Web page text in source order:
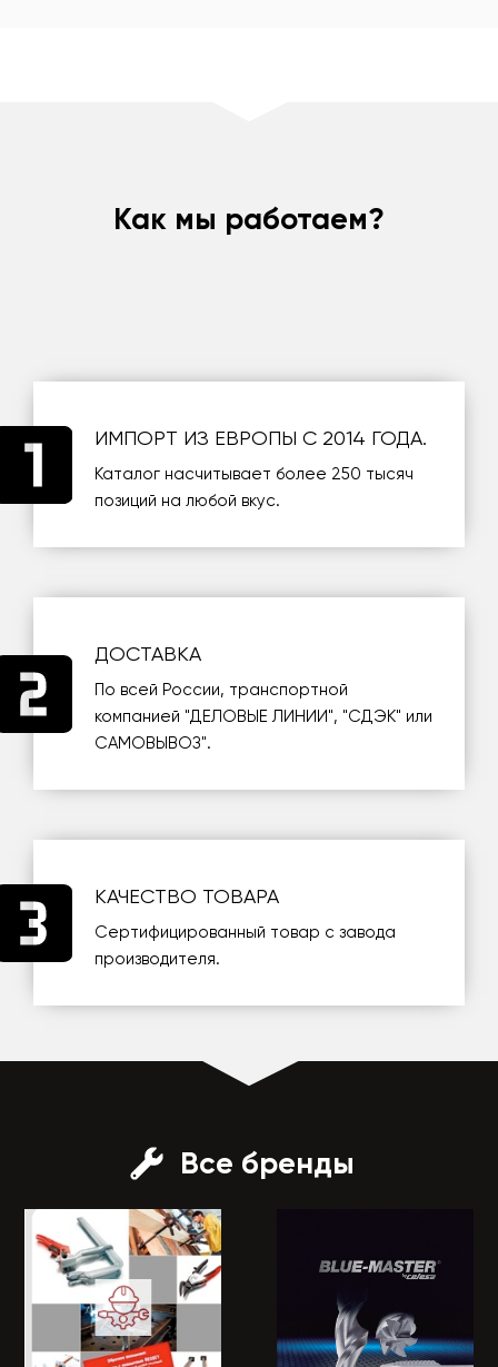
Как мы работаем?
ИМПОРТ ИЗ ЕВРОПЫ С 2014 ГОДА.
Каталог насчитывает более 250 тысяч
позиций на любой вкус.
ДОСТАВКА
По всей России, транспортной
компанией "ДЕЛОВЫЕ ЛИНИИ", "СДЭК" или
САМОВЫВОЗ".
КАЧЕСТВО ТОВАРА
Сертифицированный товар с завода
производителя.
Все бренды